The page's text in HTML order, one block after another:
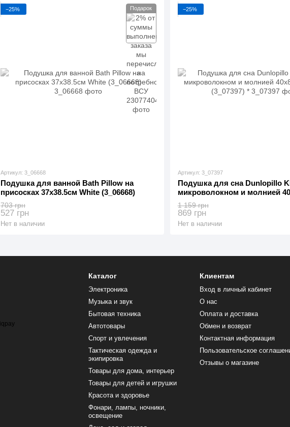
Подарок
−25%
Артикул: 3_06668
Подушка для ванной Bath Pillow на
присосках 37x38.5см White (3_06668)
703 грн
527 грн
Нет в наличии
−25%
Артикул: 3_07397
Подушка для сна Dunlopillo
микроволокном и молнией
White (3_07397) *
1 159 грн
869 грн
Нет в наличии
Каталог
Электроника
Музыка и звук
Бытовая техника
Автотовары
Спорт и увлечения
Тактическая одежда и
экипировка
Товары для дома, интерьер
Товары для детей и игрушки
Красота и здоровье
Фонари, лампы, ночники,
освещение
Клиентам
Вход в личный кабинет
О нас
Оплата и доставка
Обмен и возврат
Контактная информация
Пользовательское
Отзывы о магазине